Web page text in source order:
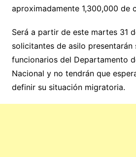
aproximadamente 1,300,000 de
Será a partir de este martes 31
solicitantes de asilo presentarán
funcionarios del Departamento
Nacional y no tendrán que
definir su situación migratoria.